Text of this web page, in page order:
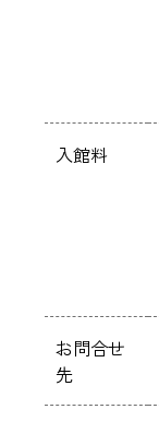
入館料
お問合せ
先